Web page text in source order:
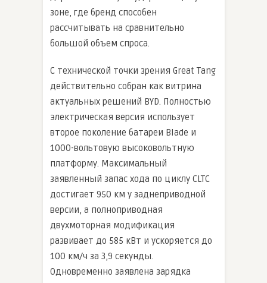
зоне, где бренд способен
рассчитывать на сравнительно
большой объем спроса.
С технической точки зрения Great Tang
действительно собран как витрина
актуальных решений BYD. Полностью
электрическая версия использует
второе поколение батареи Blade и
1000-вольтовую высоковольтную
платформу. Максимальный
заявленный запас хода по циклу CLTC
достигает 950 км у заднеприводной
версии, а полноприводная
двухмоторная модификация
развивает до 585 кВт и ускоряется до
100 км/ч за 3,9 секунды.
Одновременно заявлена зарядка